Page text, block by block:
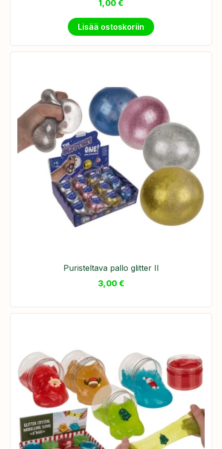
1,00 €
Lisää ostoskoriin
Puristeltava pallo glitter II
3,00 €